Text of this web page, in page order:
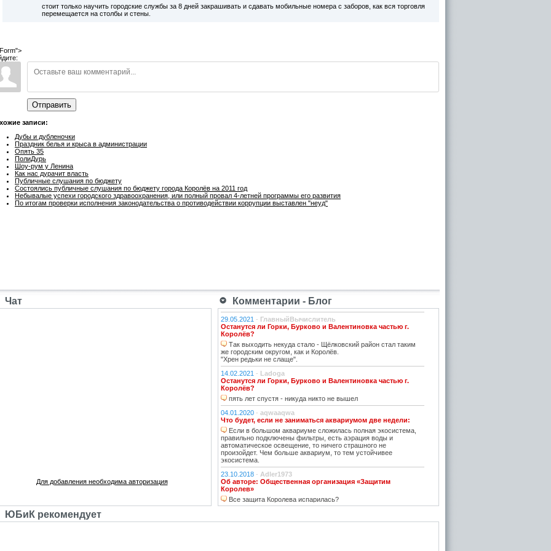
стоит только научить городские службы за 8 дней закрашивать и сдавать мобильные номера с заборов, как вся торговля
перемещается на столбы и стены.
Отправить
записи:
Дубы и дубленочки
Праздник белья и крыса в администрации
Опять 35
ПолиДурь
Шоу-рум у Ленина
Как нас дурачит власть
Публичные слушания по бюджету
Состоялись публичные слушания по бюджету города Королёв на 2011 год
Небывалые успехи городского здравоохранения, или полный провал 4-летней программы его развития
По итогам проверки исполнения законодательства о противодействии коррупции выставлен "неуд"
Чат Комментарии - Блог
Для добавления необходима авторизация
29.05.2021 - ГлавныйВычислитель
Останутся ли Горки, Бурково и Валентиновка частью г.
Королёв?
Так выходить некуда стало - Щёлковский район стал таким
же городским округом, как и Королёв.
"Хрен редьки не слаще".
14.02.2021 - Ladoga
Останутся ли Горки, Бурково и Валентиновка частью г.
Королёв?
пять лет спустя - никуда никто не вышел
04.01.2020 - aqwaaqwa
Что будет, если не заниматься аквариумом две недели:
Если в большом аквариуме сложилась полная экосистема,
правильно подключены фильтры, есть аэрация воды и
автоматическое освещение, то ничего страшного не
произойдет. Чем больше аквариум, то тем устойчивее
экосистема.
23.10.2018 - Adler1973
Об авторе: Общественная организация «Защитим
Королев»
Все защита Королева испарилась?
Что будет, если не заниматься аквариумом две недели:
ЮБиК рекомендует